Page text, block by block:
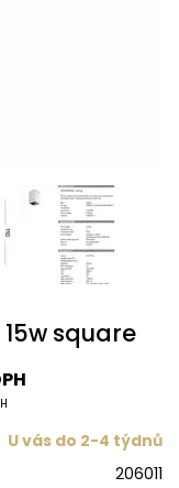
square
U vás do 2-4 týdnů
206011